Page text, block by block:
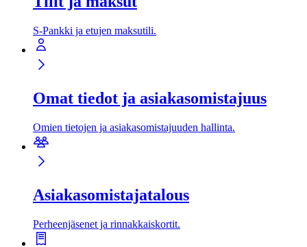
S-Pankki ja etujen maksutili.
Omat tiedot ja asiakas­omistajuus
Omien tietojen ja asiakas­omistajuuden hallinta.
Asiakas­omistaja­talous
Perheenjäsenet ja rinnakkais­kortit.